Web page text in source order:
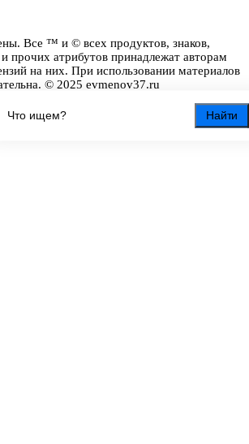
Найти
Все ™ и © всех продуктов, знаков,
прочих атрибутов принадлежат авторам
на них. При использовании материалов
© 2025 evmenov37.ru